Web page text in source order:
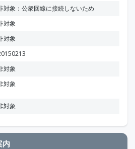
対象：公衆回線に接続しないため
対象
対象
対象
対象
対象
内